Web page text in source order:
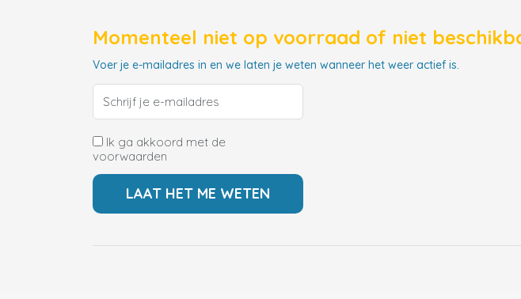
Momenteel niet op voorraad of niet
Voer je e-mailadres in en we laten je weten wanneer het weer actief is.
Ik ga akkoord met de
voorwaarden